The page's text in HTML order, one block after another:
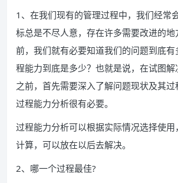
1、在我们现有的管理过程中，我们经常
标总是不尽人意，存在许多需要改进的地
前，我们就有必要知道我们的问题到底
程能力到底是多少？也就是说，在试图
之前，首先需要深入了解问题现状及其
过程能力分析很有必要。
过程能力分析可以根据实际情况选择使
计算，可以放在以后去解决。
2、哪一个过程最佳?